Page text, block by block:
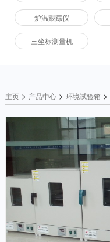
炉温跟踪仪
三坐标测量机
主页> 产品中心> 环境试验箱 >